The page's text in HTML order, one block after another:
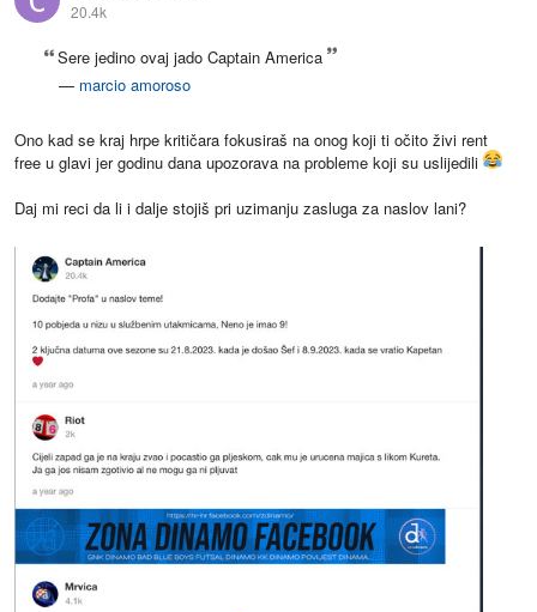
20.4k
Sere jedino ovaj jado Captain America
— marcio amoroso
Ono kad se kraj hrpe kritičara fokusiraš na onog koji ti očito živi rent
free u glavi jer godinu dana upozorava na probleme koji su uslijedili
Daj mi reci da li i dalje stojiš pri uzimanju zasluga za naslov lani?